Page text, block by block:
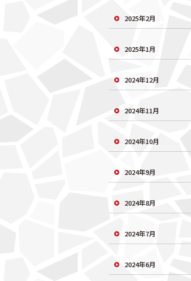
2025年2月
2025年1月
2024年12月
2024年11月
2024年10月
2024年9月
2024年8月
2024年7月
2024年6月